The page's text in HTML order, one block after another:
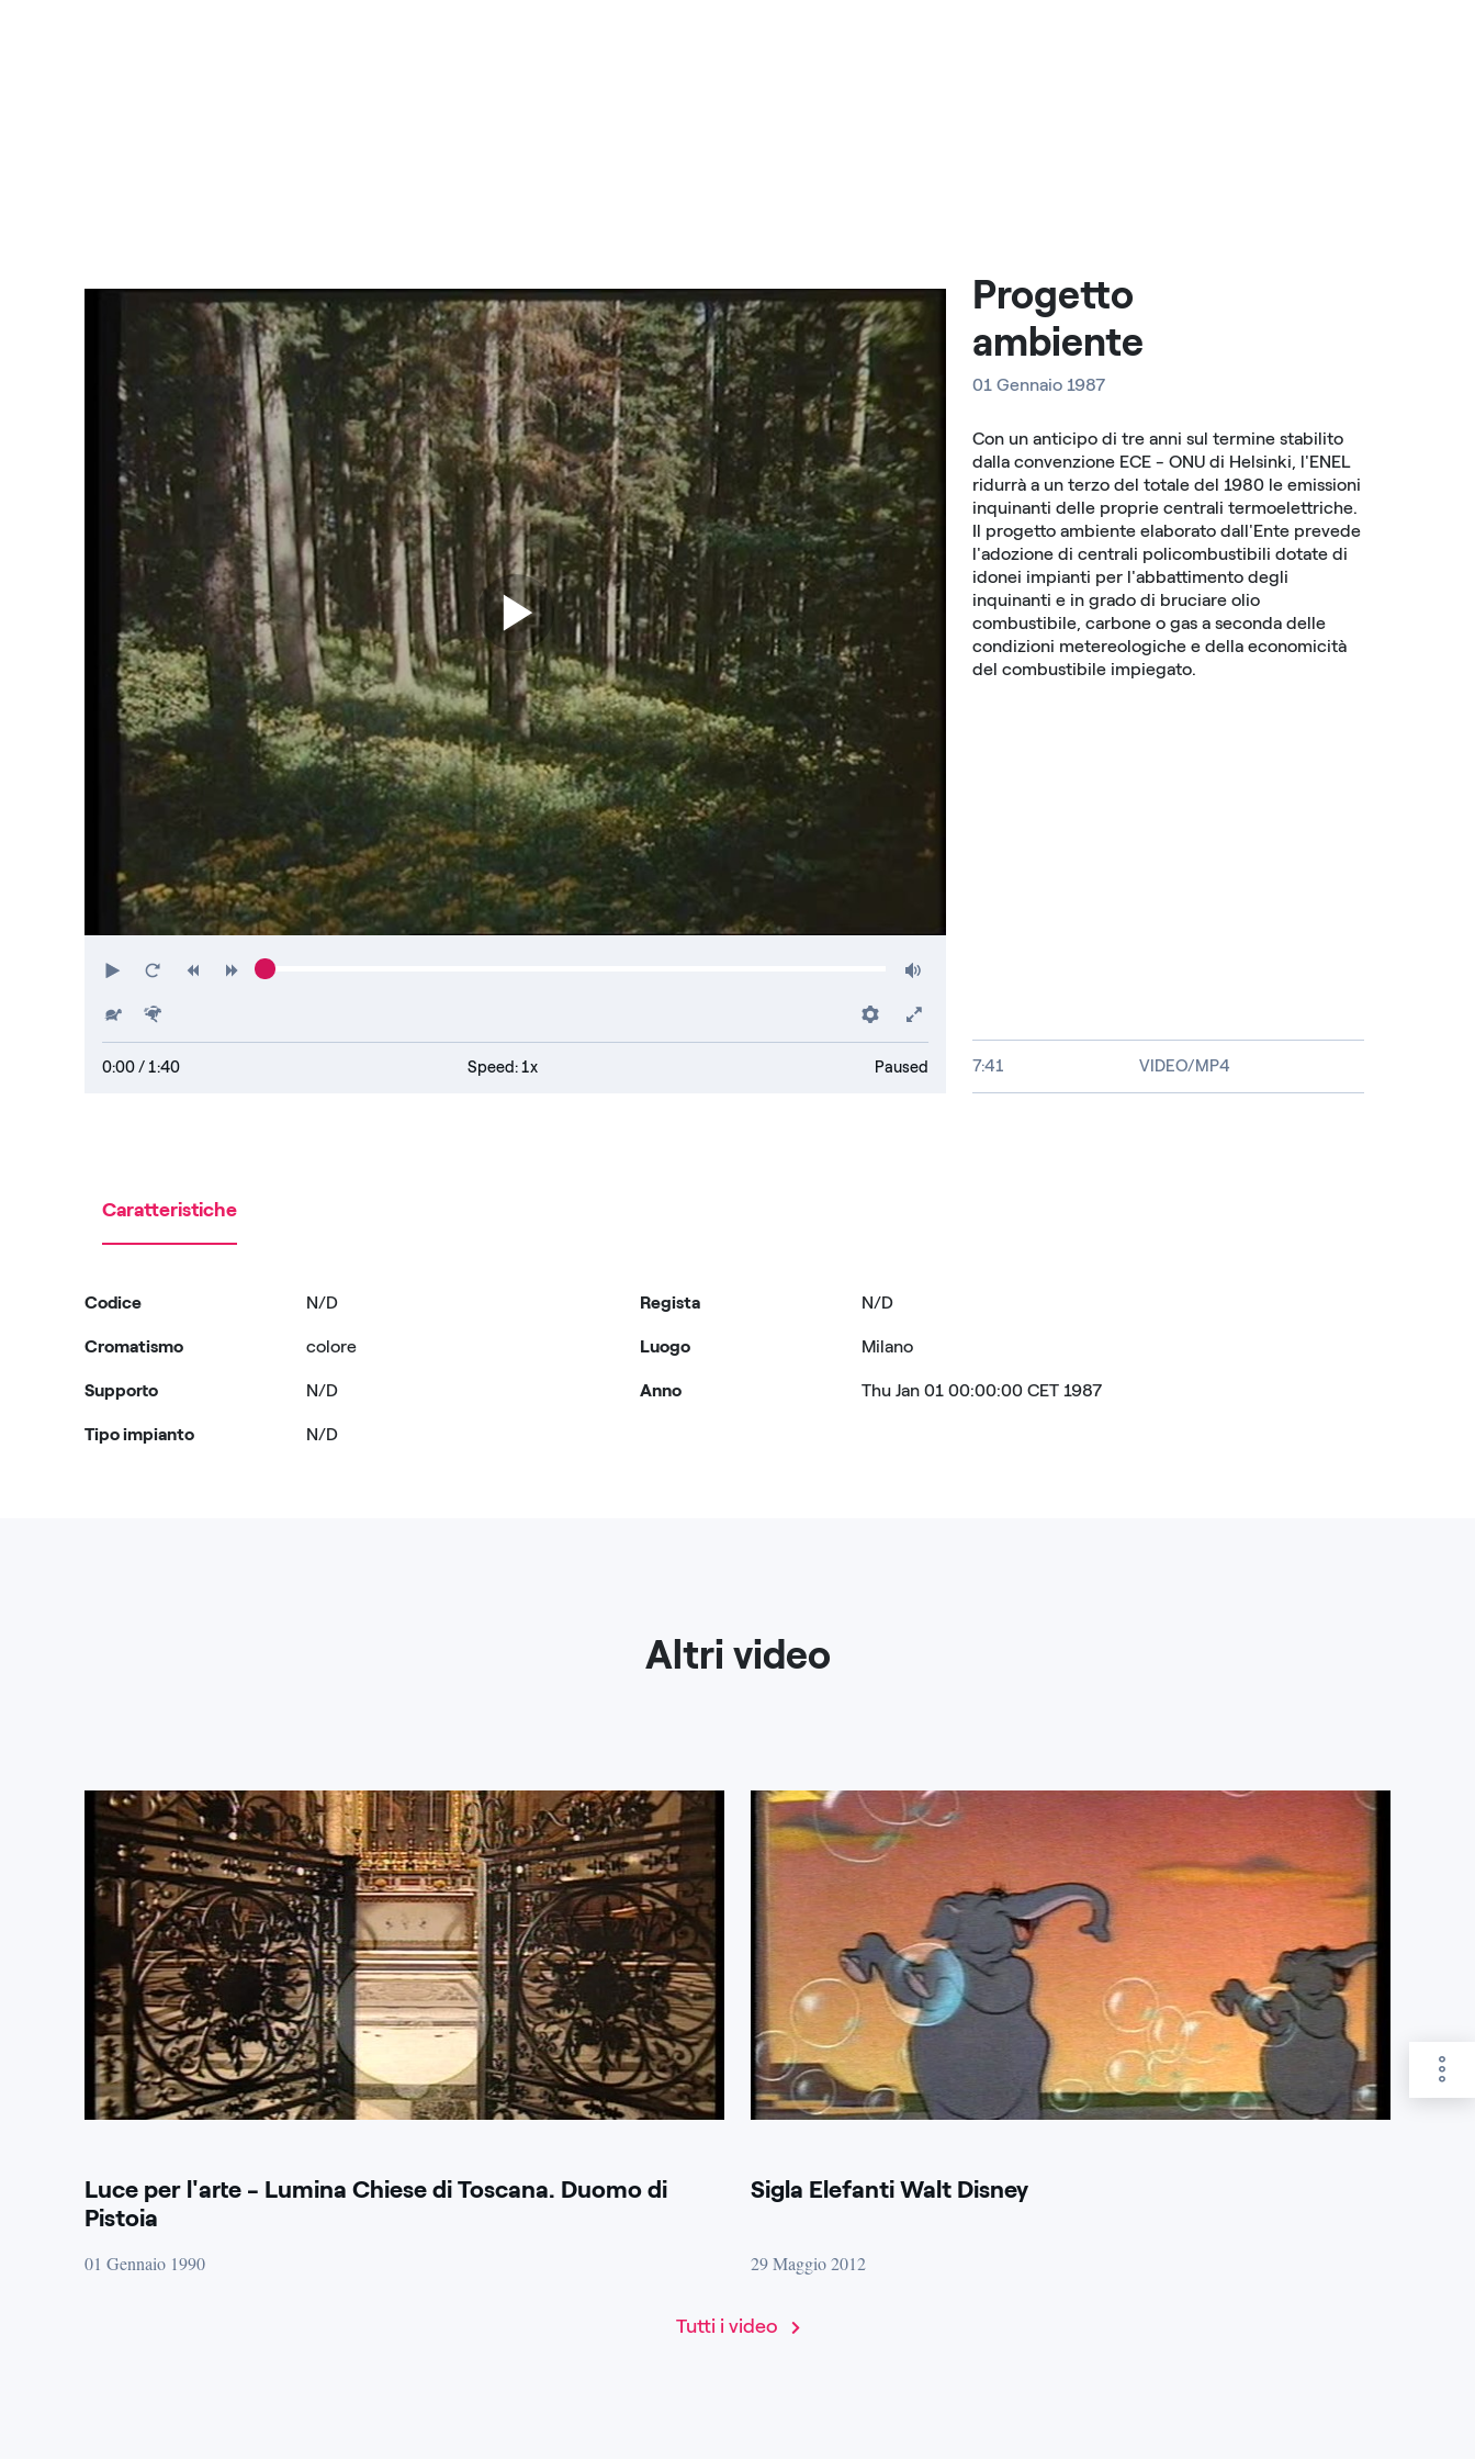
Play RestartRewindForward
SlowerFaster Preferences
0:00/ 1:40 Speed: 1x Paused
Progetto
ambiente
01 Gennaio 1987
Con un anticipo di tre anni sul termine stabilito
dalla convenzione ECE - ONU di Helsinki, l'ENEL
ridurrà a un terzo del totale del 1980 le emissioni
inquinanti delle proprie centrali termoelettriche.
Il progetto ambiente elaborato dall'Ente prevede
l'adozione di centrali policombustibili dotate di
idonei impianti per l'abbattimento degli
inquinanti e in grado di bruciare olio
combustibile, carbone o gas a seconda delle
condizioni metereologiche e della economicità
del combustibile impiegato.
7:41 VIDEO/MP4
Caratteristiche
Codice
Cromatismo
Supporto
Tipo impianto
N/D
colore
N/D
N/D
Regista
Luogo
Anno
N/D
Milano
Thu Jan 01 00:00:00 CET 1987
Altri video
Luce per l'arte - Lumina Chiese di Toscana. Duomo di
Pistoia
01 Gennaio 1990
Sigla Elefanti Walt Disney
29 Maggio 2012
Tutti i video